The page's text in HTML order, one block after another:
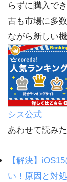
らずに購入で
古も市場に多
ながら新しい
シス公式
あわせて読み
【解決】
い！原因と対